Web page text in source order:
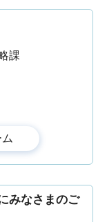
略課
みなさまのご